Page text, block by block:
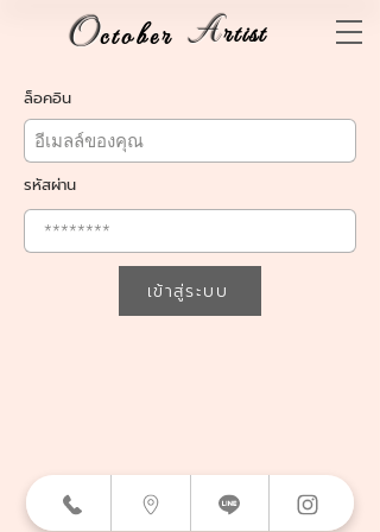
October Artist
ล็อคอิน
รหัสผ่าน
เข้าสู่ระบบ